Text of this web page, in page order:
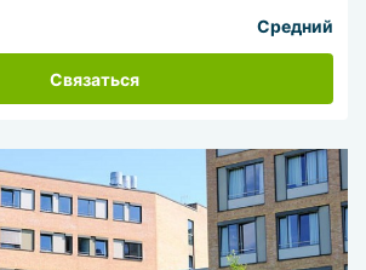
Средний
Связаться